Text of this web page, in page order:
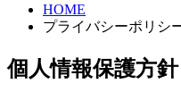
HOME
プライバシーポリシ
個人情報保護方針